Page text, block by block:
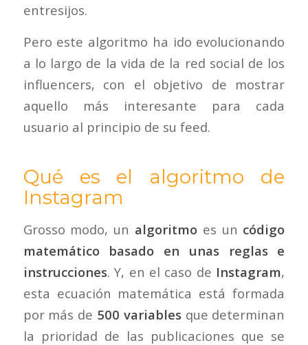
entresijos.
Pero este algoritmo ha ido evolucionando
a lo largo de la vida de la red social de los
influencers, con el objetivo de mostrar
aquello más interesante para cada
usuario al principio de su feed.
Qué es el algoritmo de
Instagram
Grosso modo, un algoritmo es un código
matemático basado en unas reglas e
instrucciones. Y, en el caso de Instagram,
esta ecuación matemática está formada
por más de 500 variables que determinan
la prioridad de las publicaciones que se